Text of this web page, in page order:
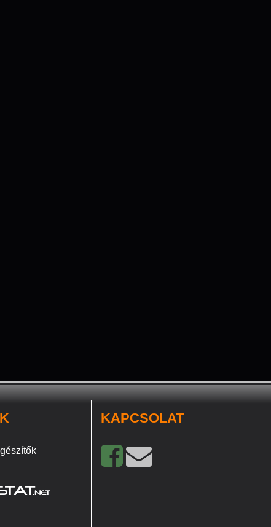
KAPCSOLAT